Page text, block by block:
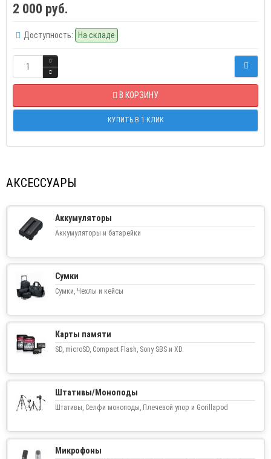
2 000 руб.
Доступность: На складе
В КОРЗИНУ
КУПИТЬ В 1 КЛИК
АКСЕССУАРЫ
Аккумуляторы
Аккумуляторы и батарейки
Сумки
Сумки, Чехлы и кейсы
Карты памяти
SD, microSD, Compact Flash, Sony SBS и XD.
Штативы/Моноподы
Штативы, Селфи моноподы, Плечевой упор и Gorillapod
Микрофоны